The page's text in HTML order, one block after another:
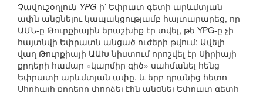
Չավուշօղլուն YPG-ի՝ Եփրատ գետի արևմտյան
ափն անցնելու կապակցությամբ հայտարարեց, որ
ԱՄՆ-ը Թուրքիային երաշխիք էր տվել, թե YPG-ը չի
հայտնվի Եփրատն անցած ուժերի թվում: Ավելի
վաղ Թուրքիայի ԱԱԽ նիստում որոշվել էր Սիրիայի
քրդերի համար «կարմիր գիծ» սահմանել հենց
Եփրատի արևմտյան ափը, և երբ դրանից հետո
Սիրիայի քրդերը փորձել էին անցնել Եփրատ գետի